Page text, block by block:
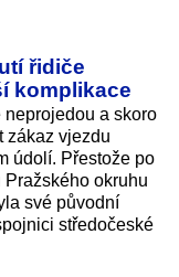
řidiče
komplikace
a skoro
zákaz vjezdu
údolí. Přestože po
okruhu
své původní
středočeské